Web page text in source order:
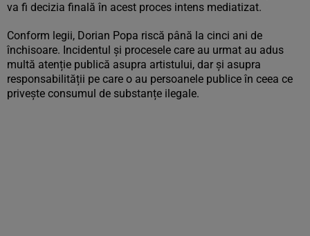
va fi decizia finală în acest proces intens mediatizat.
Conform legii, Dorian Popa riscă până la cinci ani de
închisoare. Incidentul și procesele care au urmat au adus
multă atenție publică asupra artistului, dar și asupra
responsabilității pe care o au persoanele publice în ceea ce
privește consumul de substanțe ilegale.